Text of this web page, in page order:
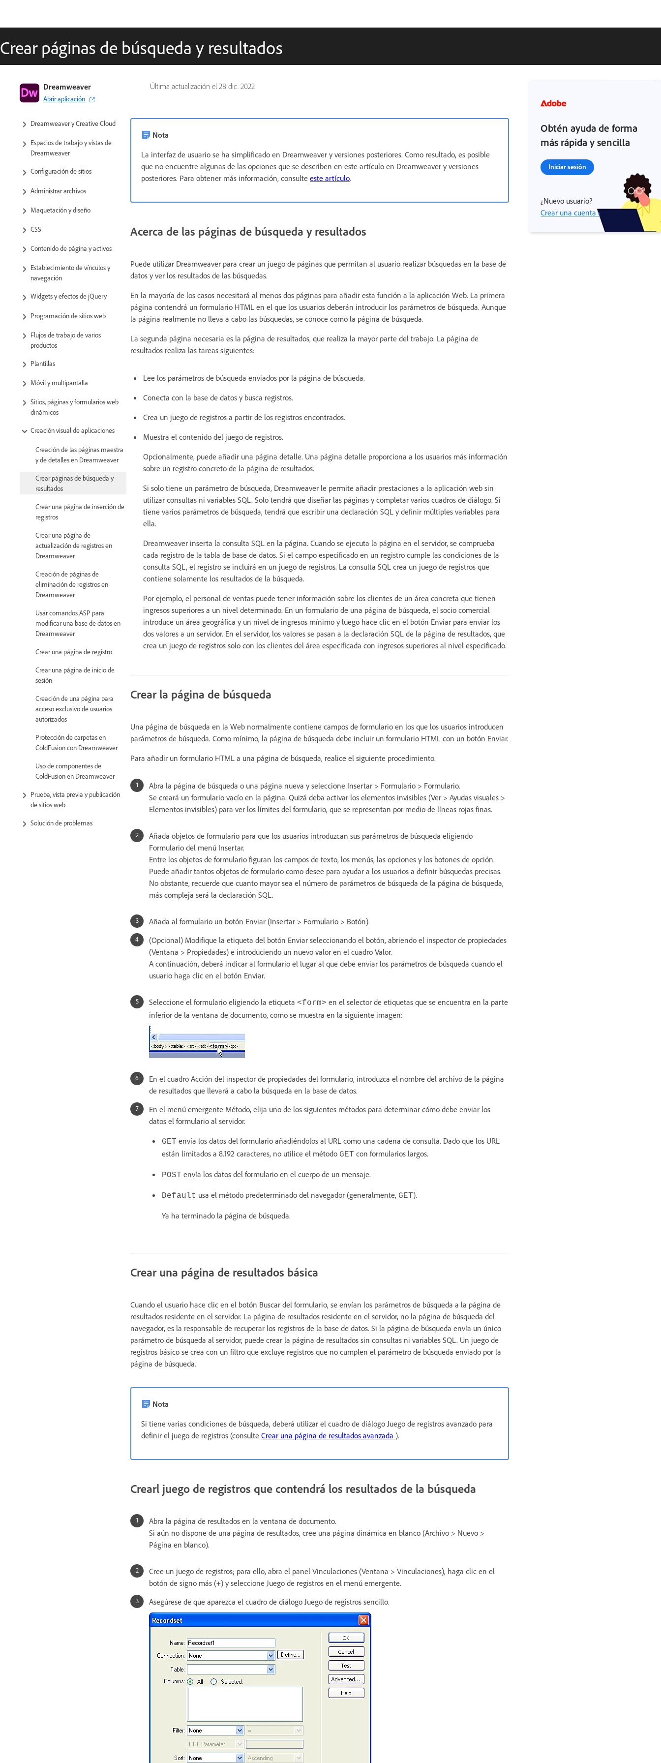
Crear páginas de búsqueda y resultados
Última actualización el 28 dic. 2022
Dreamweaver
Abrir aplicación
Guía del usuario de Dreamweaver
Introducción
Dreamweaver y Creative Cloud
Espacios de trabajo y vistas de
Dreamweaver
Configuración de sitios
Administrar archivos
Maquetación y diseño
CSS
Contenido de página y activos
Establecimiento de vínculos y
navegación
Widgets y efectos de jQuery
Programación de sitios web
Flujos de trabajo de varios
productos
Plantillas
Móvil y multipantalla
Sitios, páginas y formularios web
dinámicos
Creación visual de aplicaciones
Creación de las páginas maestra
y de detalles en Dreamweaver
Crear páginas de búsqueda y
resultados
Crear una página de inserción de
registros
Crear una página de
actualización de registros en
Dreamweaver
Creación de páginas de
eliminación de registros en
Dreamweaver
Usar comandos ASP para
modificar una base de datos en
Dreamweaver
Crear una página de registro
Crear una página de inicio de
sesión
Creación de una página para
acceso exclusivo de usuarios
autorizados
Protección de carpetas en
ColdFusion con Dreamweaver
Uso de componentes de
ColdFusion en Dreamweaver
Prueba, vista previa y publicación
de sitios web
Solución de problemas
Nota
La interfaz de usuario se ha simplificado en Dreamweaver y versiones posteriores. Como resultado, es posible
que no encuentre algunas de las opciones que se describen en este artículo en Dreamweaver y versiones
posteriores. Para obtener más información, consulte este artículo.
Acerca de las páginas de búsqueda y resultados
Puede utilizar Dreamweaver para crear un juego de páginas que permitan al usuario realizar búsquedas en la base de
datos y ver los resultados de las búsquedas.
En la mayoría de los casos necesitará al menos dos páginas para añadir esta función a la aplicación Web. La primera
página contendrá un formulario HTML en el que los usuarios deberán introducir los parámetros de búsqueda. Aunque
la página realmente no lleva a cabo las búsquedas, se conoce como la página de búsqueda.
La segunda página necesaria es la página de resultados, que realiza la mayor parte del trabajo. La página de
resultados realiza las tareas siguientes:
Lee los parámetros de búsqueda enviados por la página de búsqueda.
Conecta con la base de datos y busca registros.
Crea un juego de registros a partir de los registros encontrados.
Muestra el contenido del juego de registros.
Opcionalmente, puede añadir una página detalle. Una página detalle proporciona a los usuarios más información
sobre un registro concreto de la página de resultados.
Si solo tiene un parámetro de búsqueda, Dreamweaver le permite añadir prestaciones a la aplicación web sin
utilizar consultas ni variables SQL. Solo tendrá que diseñar las páginas y completar varios cuadros de diálogo. Si
tiene varios parámetros de búsqueda, tendrá que escribir una declaración SQL y definir múltiples variables para
ella.
Dreamweaver inserta la consulta SQL en la página. Cuando se ejecuta la página en el servidor, se comprueba
cada registro de la tabla de base de datos. Si el campo especificado en un registro cumple las condiciones de la
consulta SQL, el registro se incluirá en un juego de registros. La consulta SQL crea un juego de registros que
contiene solamente los resultados de la búsqueda.
Por ejemplo, el personal de ventas puede tener información sobre los clientes de un área concreta que tienen
ingresos superiores a un nivel determinado. En un formulario de una página de búsqueda, el socio comercial
introduce un área geográfica y un nivel de ingresos mínimo y luego hace clic en el botón Enviar para enviar los
dos valores a un servidor. En el servidor, los valores se pasan a la declaración SQL de la página de resultados, que
crea un juego de registros solo con los clientes del área especificada con ingresos superiores al nivel especificado.
Crear la página de búsqueda
Una página de búsqueda en la Web normalmente contiene campos de formulario en los que los usuarios introducen
parámetros de búsqueda. Como mínimo, la página de búsqueda debe incluir un formulario HTML con un botón Enviar.
Para añadir un formulario HTML a una página de búsqueda, realice el siguiente procedimiento.
Abra la página de búsqueda o una página nueva y seleccione Insertar > Formulario > Formulario.
Se creará un formulario vacío en la página. Quizá deba activar los elementos invisibles (Ver > Ayudas visuales >
Elementos invisibles) para ver los límites del formulario, que se representan por medio de líneas rojas finas.
Añada objetos de formulario para que los usuarios introduzcan sus parámetros de búsqueda eligiendo
Formulario del menú Insertar.
Entre los objetos de formulario figuran los campos de texto, los menús, las opciones y los botones de opción.
Puede añadir tantos objetos de formulario como desee para ayudar a los usuarios a definir búsquedas precisas.
No obstante, recuerde que cuanto mayor sea el número de parámetros de búsqueda de la página de búsqueda,
más compleja será la declaración SQL.
Añada al formulario un botón Enviar (Insertar > Formulario > Botón).
(Opcional) Modifique la etiqueta del botón Enviar seleccionando el botón, abriendo el inspector de propiedades
(Ventana > Propiedades) e introduciendo un nuevo valor en el cuadro Valor.
A continuación, deberá indicar al formulario el lugar al que debe enviar los parámetros de búsqueda cuando el
usuario haga clic en el botón Enviar.
Seleccione el formulario eligiendo la etiqueta <form> en el selector de etiquetas que se encuentra en la parte
inferior de la ventana de documento, como se muestra en la siguiente imagen:
En el cuadro Acción del inspector de propiedades del formulario, introduzca el nombre del archivo de la página
de resultados que llevará a cabo la búsqueda en la base de datos.
En el menú emergente Método, elija uno de los siguientes métodos para determinar cómo debe enviar los
datos el formulario al servidor.
GET envía los datos del formulario añadiéndolos al URL como una cadena de consulta. Dado que los URL
están limitados a 8.192 caracteres, no utilice el método GET con formularios largos.
POST envía los datos del formulario en el cuerpo de un mensaje.
Default usa el método predeterminado del navegador (generalmente, GET).
Ya ha terminado la página de búsqueda.
Crear una página de resultados básica
Cuando el usuario hace clic en el botón Buscar del formulario, se envían los parámetros de búsqueda a la página de
resultados residente en el servidor. La página de resultados residente en el servidor, no la página de búsqueda del
navegador, es la responsable de recuperar los registros de la base de datos. Si la página de búsqueda envía un único
parámetro de búsqueda al servidor, puede crear la página de resultados sin consultas ni variables SQL. Un juego de
registros básico se crea con un filtro que excluye registros que no cumplen el parámetro de búsqueda enviado por la
página de búsqueda.
Nota
Si tiene varias condiciones de búsqueda, deberá utilizar el cuadro de diálogo Juego de registros avanzado para
definir el juego de registros (consulte Crear una página de resultados avanzada ).
Crearl juego de registros que contendrá los resultados de la búsqueda
Abra la página de resultados en la ventana de documento.
Si aún no dispone de una página de resultados, cree una página dinámica en blanco (Archivo > Nuevo >
Página en blanco).
Cree un juego de registros; para ello, abra el panel Vinculaciones (Ventana > Vinculaciones), haga clic en el
botón de signo más (+) y seleccione Juego de registros en el menú emergente.
Asegúrese de que aparezca el cuadro de diálogo Juego de registros sencillo.
Obtén ayuda de forma
más rápida y sencilla
Iniciar sesión
¿Nuevo usuario?
Crear una cuenta ›